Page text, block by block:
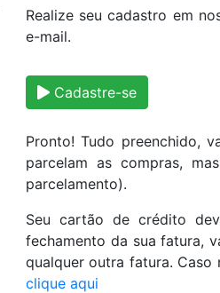
Realize seu cadastro em
e-mail.
Cadastre-se
Pronto! Tudo preenchido,
parcelam as compras,
parcelamento).
Seu cartão de crédito
fechamento da sua fatura,
qualquer outra fatura.
clique aqui